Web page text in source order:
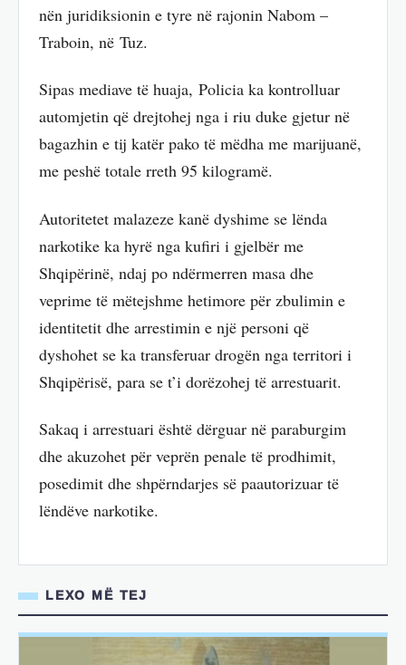
nën juridiksionin e tyre në rajonin Nabom –
Traboin, në Tuz.
Sipas mediave të huaja, Policia ka kontrolluar
automjetin që drejtohej nga i riu duke gjetur në
bagazhin e tij katër pako të mëdha me marijuanë,
me peshë totale rreth 95 kilogramë.
Autoritetet malazeze kanë dyshime se lënda
narkotike ka hyrë nga kufiri i gjelbër me
Shqipërinë, ndaj po ndërmerren masa dhe
veprime të mëtejshme hetimore për zbulimin e
identitetit dhe arrestimin e një personi që
dyshohet se ka transferuar drogën nga territori i
Shqipërisë, para se t’i dorëzohej të arrestuarit.
Sakaq i arrestuari është dërguar në paraburgim
dhe akuzohet për veprën penale të prodhimit,
posedimit dhe shpërndarjes së paautorizuar të
lëndëve narkotike.
LEXO MË TEJ